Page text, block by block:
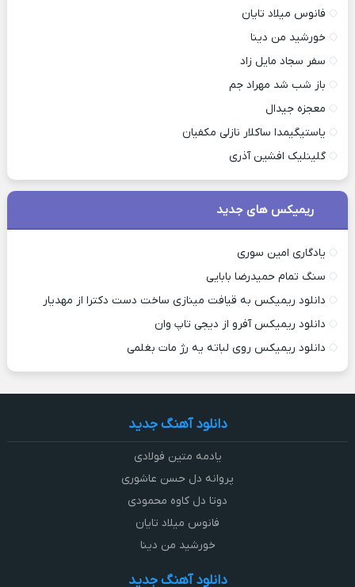
فانوس میلاد تایان
خورشید من دینا
سفر سجاد مایل زاد
باز شب شد مهراد جم
معجزه جیدال
یاستیگیمدا ساکلار نازلی مکفیان
گلینلیک افشین آذری
ریمیکس های جدید
یادگاری امین سوری
سنگ تمام حمیدرضا بابایی
دانلود ریمیکس به قیافت مینازی ساخت دست دکترا از مهدیار
دانلود ریمیکس آفرو از ديجی تاپ وان
دانلود ریمیکس روی لباته یه رژ مات بغلمی
دانلود آهنگ جدید
یادمه متین فولادی
پروانه دل حسن عاشوری
دوتا دل کاوه محمودی
فانوس میلاد تایان
خورشید من دینا
دانلود آهنگ جدید